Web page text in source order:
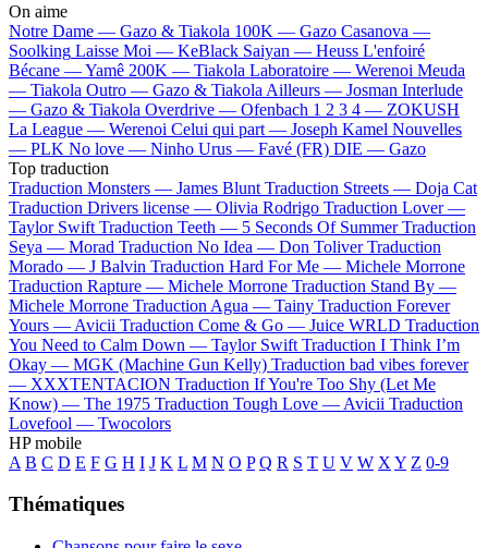
On aime
Notre Dame — Gazo & Tiakola 100K — Gazo Casanova —
Soolking Laisse Moi — KeBlack Saiyan — Heuss L'enfoiré
Bécane —Yamê 200K — Tiakola Laboratoire — Werenoi Meuda
— Tiakola Outro — Gazo & Tiakola Ailleurs — Josman Interlude
— Gazo & Tiakola Overdrive — Ofenbach 1 2 3 4 — ZOKUSH
La League — Werenoi Celui qui part — Joseph Kamel Nouvelles
— PLK No love — Ninho Urus — Favé (FR) DIE — Gazo
Top traduction
Traduction Monsters — James Blunt Traduction Streets — Doja Cat
Traduction Drivers license — Olivia Rodrigo Traduction Lover —
Taylor Swift Traduction Teeth — 5 Seconds Of Summer Traduction
Seya — Morad Traduction No Idea — Don Toliver Traduction
Morado — J Balvin Traduction Hard For Me — Michele Morrone
Traduction Rapture — Michele Morrone Traduction Stand By —
Michele Morrone Traduction Agua — Tainy Traduction Forever
Yours — Avicii Traduction Come & Go — Juice WRLD Traduction
You Need to Calm Down — Taylor Swift Traduction I Think I’m
Okay — MGK (Machine Gun Kelly) Traduction bad vibes forever
— XXXTENTACION Traduction If You're Too Shy (Let Me
Know) — The 1975 Traduction Tough Love — Avicii Traduction
Lovefool — Twocolors
HP mobile
A B C D E F G H I J K L M N O P Q R S T U V W X Y Z 0-9
Thématiques